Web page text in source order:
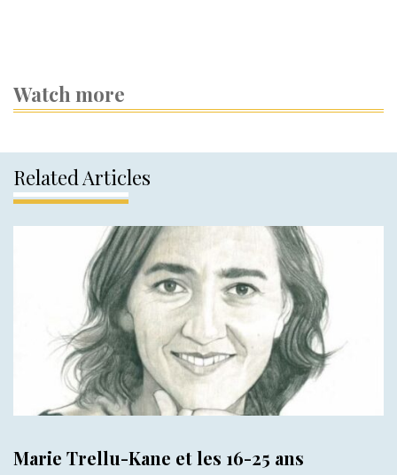
Watch more
Related Articles
Marie Trellu-Kane et les 16-25 ans